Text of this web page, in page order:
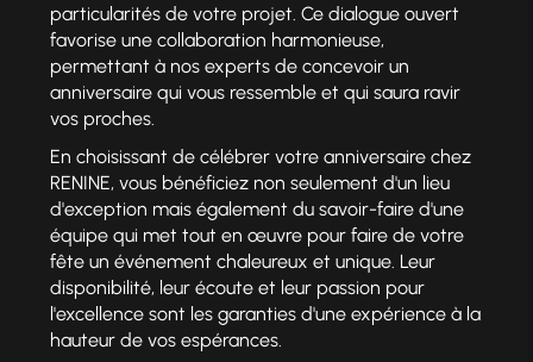
particularités de votre projet. Ce dialogue ouvert
favorise une collaboration harmonieuse,
permettant à nos experts de concevoir un
anniversaire qui vous ressemble et qui saura ravir
vos proches.
En choisissant de célébrer votre anniversaire chez
RENINE, vous bénéficiez non seulement d'un lieu
d'exception mais également du savoir-faire d'une
équipe qui met tout en œuvre pour faire de votre
fête un événement chaleureux et unique. Leur
disponibilité, leur écoute et leur passion pour
l'excellence sont les garanties d'une expérience à la
hauteur de vos espérances.